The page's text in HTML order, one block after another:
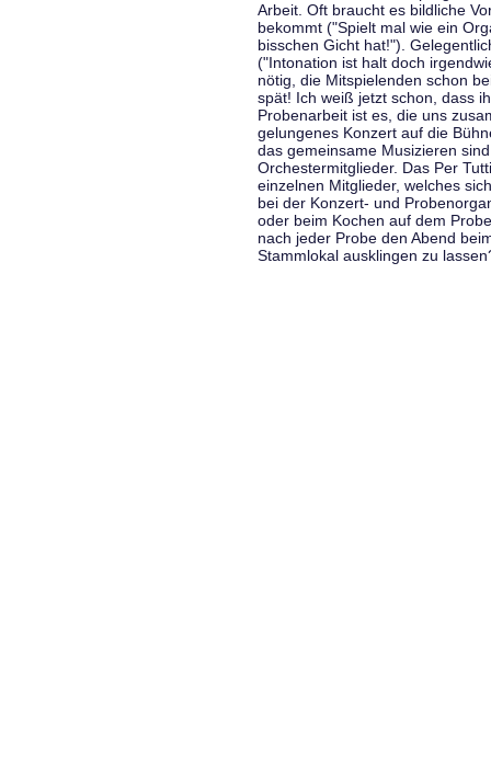
Arbeit. Oft braucht es bildliche
bekommt ("Spielt mal wie ein
bisschen Gicht hat!").
("Intonation ist halt doch
nötig, die Mitspielenden schon
spät! Ich weiß jetzt schon, dass
Probenarbeit ist es, die uns
gelungenes Konzert auf die
das gemeinsame Musizieren
Orchestermitglieder. Das Per
einzelnen Mitglieder, welches
bei der Konzert- und
oder beim Kochen auf dem
nach jeder Probe den Abend
Stammlokal ausklingen zu